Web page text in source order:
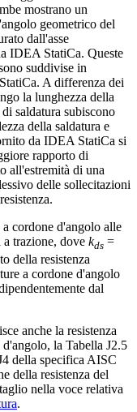
mostrano un
geometrico del
dall'asse
IDEA StatiCa. Queste
suddivise in
A differenza dei
la lunghezza della
saldatura subiscono
della saldatura e
da IDEA StatiCa si
rapporto di
all'estremità di una
delle sollecitazioni
cordone d'angolo alle
trazione, dove kds =
della resistenza
a cordone d'angolo
dal
anche la resistenza
la Tabella J2.5
della specifica AISC
della resistenza del
nella voce relativa
.